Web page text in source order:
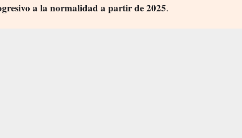
a la normalidad a partir de 2025.